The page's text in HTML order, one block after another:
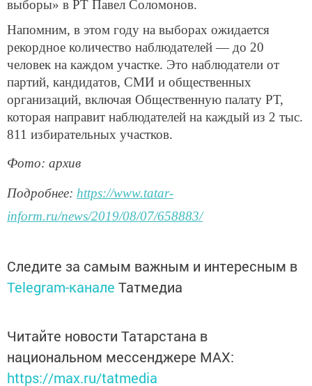
выборы» в РТ Павел Соломонов.
Напомним, в этом году на выборах ожидается
рекордное количество наблюдателей — до 20
человек на каждом участке. Это наблюдатели от
партий, кандидатов, СМИ и общественных
организаций, включая Общественную палату РТ,
которая направит наблюдателей на каждый из 2 тыс.
811 избирательных участков.
Фото: архив
Подробнее: https://www.tatar-
inform.ru/news/2019/08/07/658883/
Следите за самым важным и интересным в
Telegram-канале Татмедиа
Читайте новости Татарстана в
национальном мессенджере MАХ:
https://max.ru/tatmedia